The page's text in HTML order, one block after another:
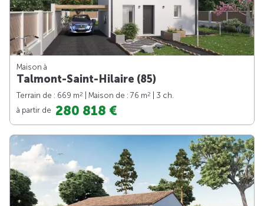
Maison à
Talmont-Saint-Hilaire (85)
Terrain de : 669 m2 | Maison de : 76 m2
| 3 ch.
à partir de 280 818 €